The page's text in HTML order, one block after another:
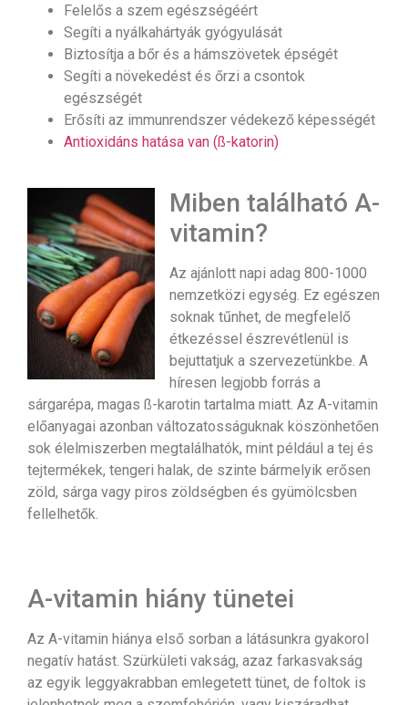
Felelős a szem egészségéért
Segíti a nyálkahártyák gyógyulását
Biztosítja a bőr és a hámszövetek épségét
Segíti a növekedést és őrzi a csontok
egészségét
Erősíti az immunrendszer védekező képességét
Antioxidáns hatása van (ß-katorin)
Miben található A-
vitamin?
Az ajánlott napi adag 800-1000
nemzetközi egység. Ez egészen
soknak tűnhet, de megfelelő
étkezéssel észrevétlenül is
bejuttatjuk a szervezetünkbe. A
híresen legjobb forrás a
sárgarépa, magas ß-karotin tartalma miatt. Az A-vitamin
előanyagai azonban változatosságuknak köszönhetően
sok élelmiszerben megtalálhatók, mint például a tej és
tejtermékek, tengeri halak, de szinte bármelyik erősen
zöld, sárga vagy piros zöldségben és gyümölcsben
fellelhetők.
A-vitamin hiány tünetei
Az A-vitamin hiánya első sorban a látásunkra gyakorol
negatív hatást. Szürkületi vakság, azaz farkasvakság
az egyik leggyakrabban emlegetett tünet, de foltok is